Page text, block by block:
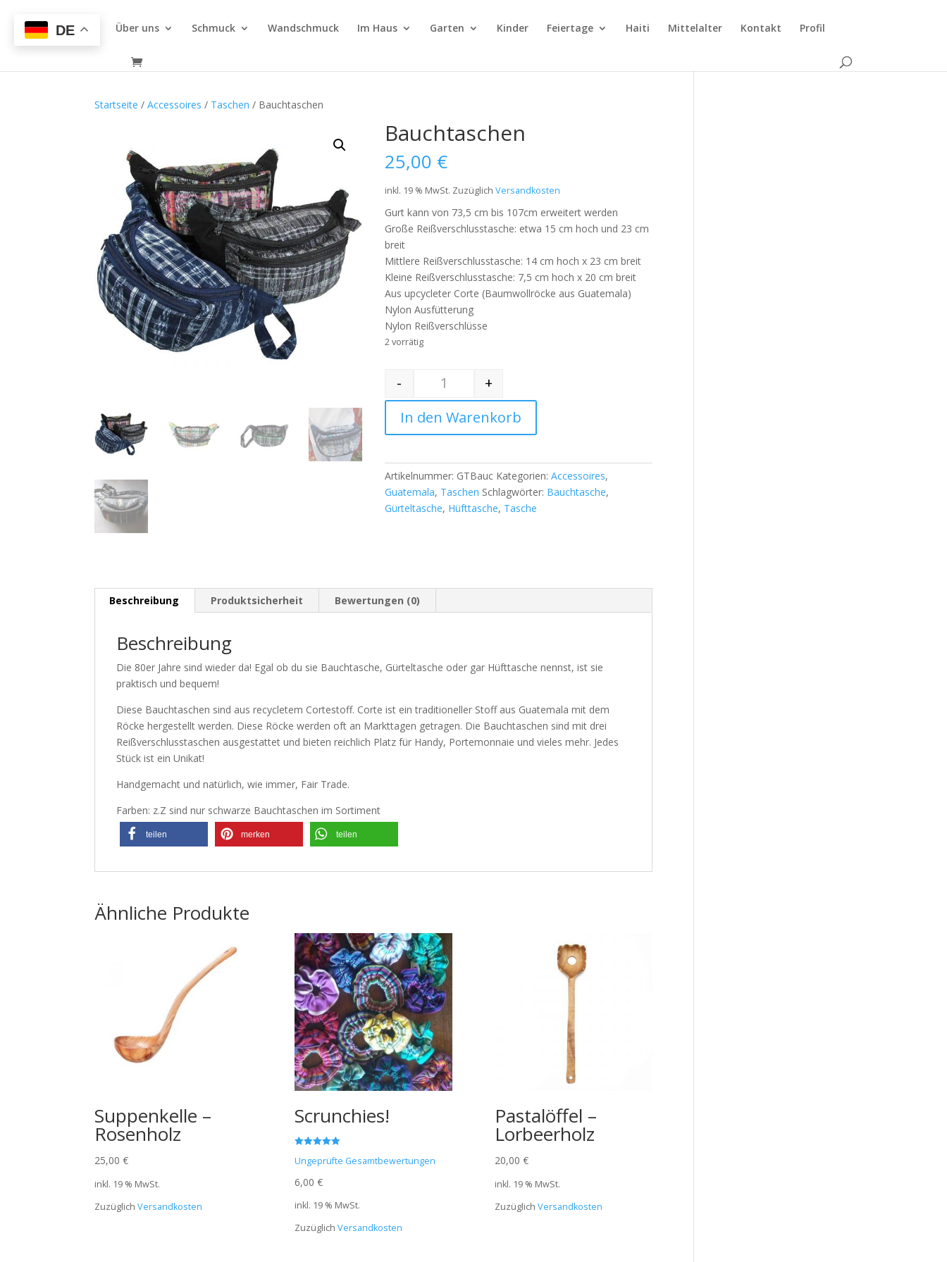
Über uns Schmuck Wandschmuck Im Haus Garten Kinder Feiertage Haiti Mittelalter Kontakt Profil
Startseite /Accessoires / Taschen / Bauchtaschen
Bauchtaschen
25,00 €
inkl. 19 % MwSt. ZuzüglichVersandkosten
Gurt kann von 73,5 cm bis 107cm erweitert werden
Große Reißverschlusstasche: etwa 15 cm hoch und 23 cm
breit
Mittlere Reißverschlusstasche: 14 cm hoch x 23 cm breit
Kleine Reißverschlusstasche: 7,5 cm hoch x 20 cm breit
Aus upcycleter Corte (Baumwollröcke aus Guatemala)
Nylon Ausfütterung
Nylon Reißverschlüsse
2 vorrätig
Quantity
-
+
In den Warenkorb
Artikelnummer: GTBauc Kategorien:Accessoires,
Guatemala, Taschen Schlagwörter: Bauchtasche,
Gürteltasche, Hüfttasche, Tasche
Beschreibung Produktsicherheit Bewertungen (0)
Beschreibung
Die 80er Jahre sind wieder da! Egal ob du sie Bauchtasche, Gürteltasche oder gar Hüfttasche nennst, ist sie
praktisch und bequem!
Diese Bauchtaschen sind aus recycletem Cortestoff. Corte ist ein traditioneller Stoff aus Guatemala mit dem
Röcke hergestellt werden. Diese Röcke werden oft an Markttagen getragen. Die Bauchtaschen sind mit drei
Reißverschlusstaschen ausgestattet und bieten reichlich Platz für Handy, Portemonnaie und vieles mehr. Jedes
Stück ist ein Unikat!
Handgemacht und natürlich, wie immer, Fair Trade.
Farben: z.Z sind nur schwarze Bauchtaschen im Sortiment
teilen merken teilen
Ähnliche Produkte
Suppenkelle –
Rosenholz
25,00€
inkl. 19 % MwSt.
ZuzüglichVersandkosten
Scrunchies!
5.00
Ungeprüfte Gesamtbewertungen
6,00 €
inkl. 19 % MwSt.
Zuzüglich Versandkosten
Pastalöffel –
Lorbeerholz
20,00 €
inkl. 19 % MwSt.
Zuzüglich Versandkosten
DE